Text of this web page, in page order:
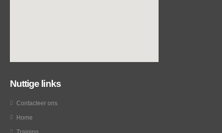
Nuttige links
Contacteer ons
Home
Training